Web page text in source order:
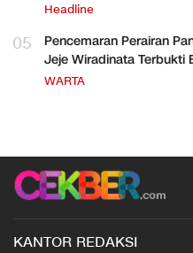
Headline
05
Pencemaran Perairan
Jeje Wiradinata Terbukti
WARTA
KANTOR REDAKSI